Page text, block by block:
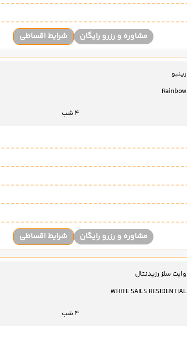
مشاوره و رزرو رایگان شرایط اقساطی
رینبو
Rainbow
4 شب
مشاوره و رزرو رایگان شرایط اقساطی
وایت سلز رزیدنتال
WHITE SAILS RESIDENTIAL
4 شب